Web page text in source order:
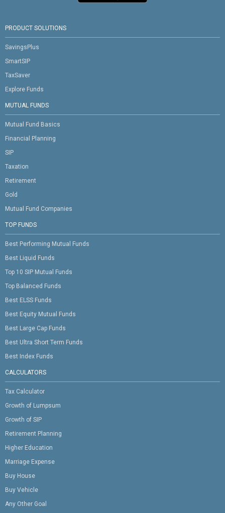
PRODUCT SOLUTIONS
SavingsPlus
SmartSIP
TaxSaver
Explore Funds
MUTUAL FUNDS
Mutual Fund Basics
Financial Planning
SIP
Taxation
Retirement
Gold
Mutual Fund Companies
TOP FUNDS
Best Performing Mutual Funds
Best Liquid Funds
Top 10 SIP Mutual Funds
Top Balanced Funds
Best ELSS Funds
Best Equity Mutual Funds
Best Large Cap Funds
Best Ultra Short Term Funds
Best Index Funds
CALCULATORS
Tax Calculator
Growth of Lumpsum
Growth of SIP
Retirement Planning
Higher Education
Marriage Expense
Buy House
Buy Vehicle
Any Other Goal